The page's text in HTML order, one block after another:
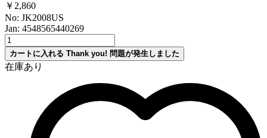
￥2,860
No: JK2008US
Jan: 4548565440269
カートに入れる Thank you! 問題が発生しました
在庫あり